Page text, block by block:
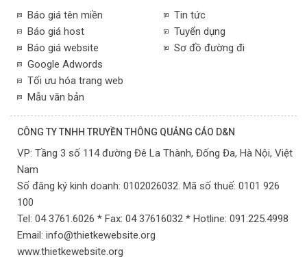
Báo giá tên miền
Báo giá host
Báo giá website
Google Adwords
Tối ưu hóa trang web
Mẫu văn bản
Tin tức
Tuyển dụng
Sơ đồ đường đi
CÔNG TY TNHH TRUYỀN THÔNG QUẢNG CÁO D&N
VP: Tầng 3 số 114 đường Đê La Thành, Đống Đa, Hà Nội, Việt
Nam
Số đăng ký kinh doanh: 0102026032. Mã số thuế: 0101 926
100
Tel: 04 3761.6026 * Fax: 04 37616032 * Hotline: 091.225.4998
Email: info@thietkewebsite.org
www.thietkewebsite.org